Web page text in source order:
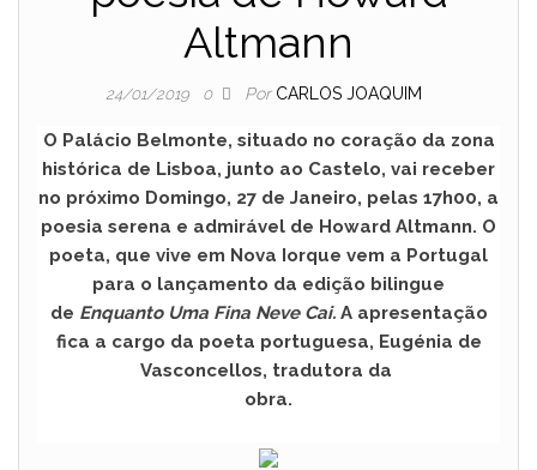
Altmann
24/01/2019 0 Por CARLOS JOAQUIM
O Palácio Belmonte, situado no coração da zona
histórica de Lisboa, junto ao Castelo, vai receber
no próximo Domingo, 27 de Janeiro, pelas 17h00, a
poesia serena e admirável de Howard Altmann. O
poeta, que vive em Nova Iorque vem a Portugal
para o lançamento da edição bilingue
de Enquanto Uma Fina Neve Cai. A apresentação
fica a cargo da poeta portuguesa, Eugénia de
Vasconcellos, tradutora da
obra.